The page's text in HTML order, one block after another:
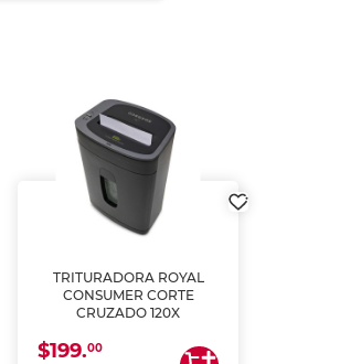
TRITURADORA ROYAL
CONSUMER CORTE
CRUZADO 120X
$199.00